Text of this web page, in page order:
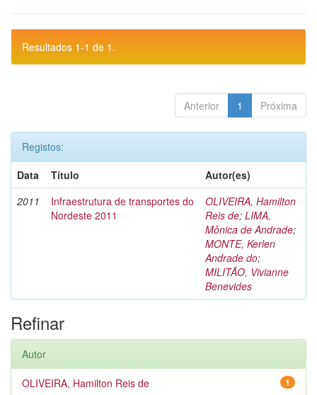
Resultados 1-1 de 1.
Anterior 1 Próxima
Registos:
Data
Título
Autor(es)
2011
Infraestrutura de transportes do
Nordeste 2011
OLIVEIRA, Hamilton
Reis de; LIMA,
Mônica de Andrade;
MONTE, Kerlen
Andrade do;
MILITÃO, Vivianne
Benevides
Refinar
Autor
1
OLIVEIRA, Hamilton Reis de